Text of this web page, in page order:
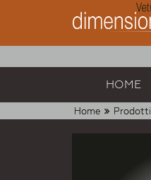
HOME
Home Prodotti